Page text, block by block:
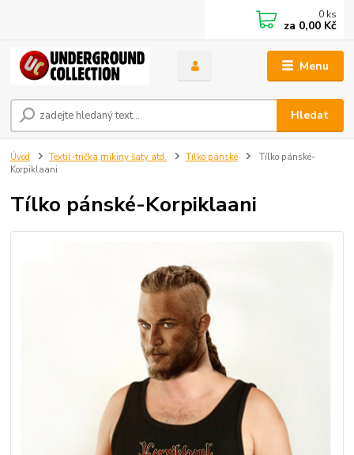
Menu
Hledat
0 ks
za 0,00 Kč
Úvod Textil-trička,mikiny šaty atd. Tílko pánské
Tílko pánské-
Korpiklaani
Tílko pánské-Korpiklaani